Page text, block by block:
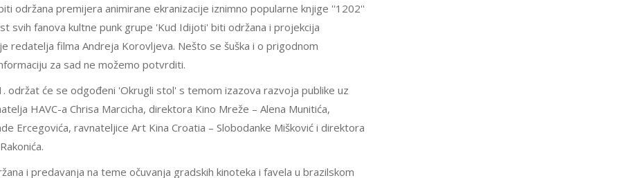
održana premijera animirane ekranizacije iznimno popularne knjige ''1202''
svih fanova kultne punk grupe 'Kud Idijoti' biti održana i projekcija
redatelja filma Andreja Korovljeva. Nešto se šuška i o prigodnom
za sad ne možemo potvrditi.
održat će se odgođeni 'Okrugli stol' s temom izazova razvoja publike uz
HAVC-a Chrisa Marcicha, direktora Kino Mreže – Alena Munitića,
Ercegovića, ravnateljice Art Kina Croatia – Slobodanke Mišković i direktora
i predavanja na teme očuvanja gradskih kinoteka i favela u brazilskom